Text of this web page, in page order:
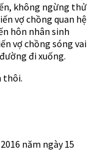
không ngừng thử
vợ chồng quan hệ
hôn nhân sinh
vợ chồng sóng vai
đi xuống.
thôi.
năm ngày 15